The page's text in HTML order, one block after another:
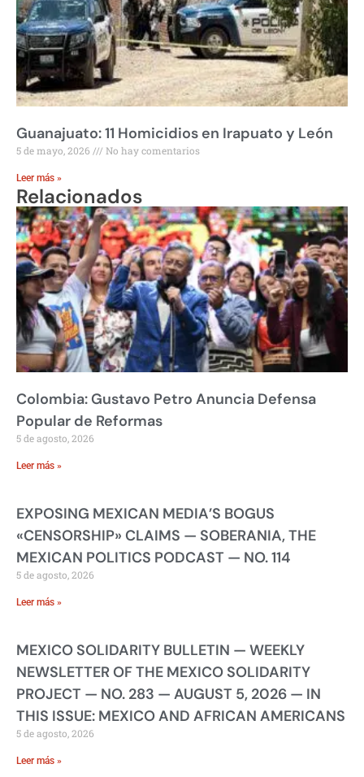
Guanajuato: 11 Homicidios en Irapuato y León
5 de mayo, 2026 No hay comentarios
Leer más »
Relacionados
Colombia: Gustavo Petro Anuncia Defensa
Popular de Reformas
5 de agosto, 2026
Leer más »
EXPOSING MEXICAN MEDIA’S BOGUS
«CENSORSHIP» CLAIMS — SOBERANIA, THE
MEXICAN POLITICS PODCAST — NO. 114
5 de agosto, 2026
Leer más »
MEXICO SOLIDARITY BULLETIN — WEEKLY
NEWSLETTER OF THE MEXICO SOLIDARITY
PROJECT — NO. 283 — AUGUST 5, 2026 — IN
THIS ISSUE: MEXICO AND AFRICAN AMERICANS
5 de agosto, 2026
Leer más »